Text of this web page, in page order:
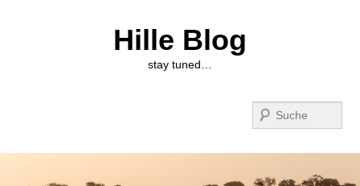
Hille Blog
stay tuned…